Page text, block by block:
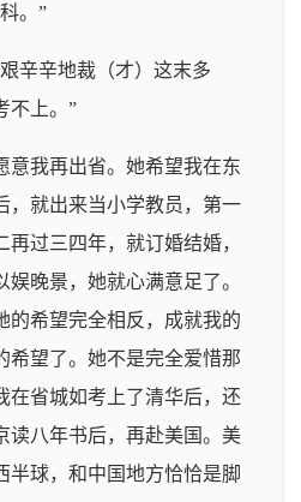
。”
辛辛地裁（才）这末多
不上。”
意我再出省。她希望我在东
，就出来当小学教员，第一
过三四年，就订婚结婚，
晚景，她就心满意足了。
的希望完全相反，成就我的
希望了。她不是完全爱惜那
在省城如考上了清华后，还
读八年书后，再赴美国。美
半球，和中国地方恰恰是脚